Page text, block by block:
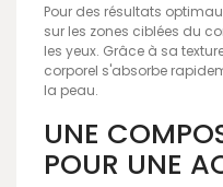
Pour des résultats
sur les zones ciblées du
les yeux. Grâce à sa
corporel s'absorbe
la peau.
UNE
POUR UNE